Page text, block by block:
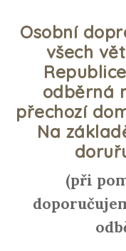
Osobní
všech
odběrná
přechozí
Na
(při